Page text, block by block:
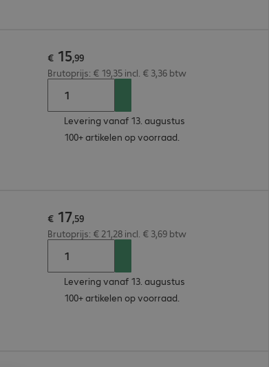
€ 15,99
Brutoprijs: € 19,35 incl. € 3,36 btw
Levering vanaf 13. augustus
100+ artikelen op voorraad.
€ 17,59
Brutoprijs: € 21,28 incl. € 3,69 btw
Levering vanaf 13. augustus
100+ artikelen op voorraad.